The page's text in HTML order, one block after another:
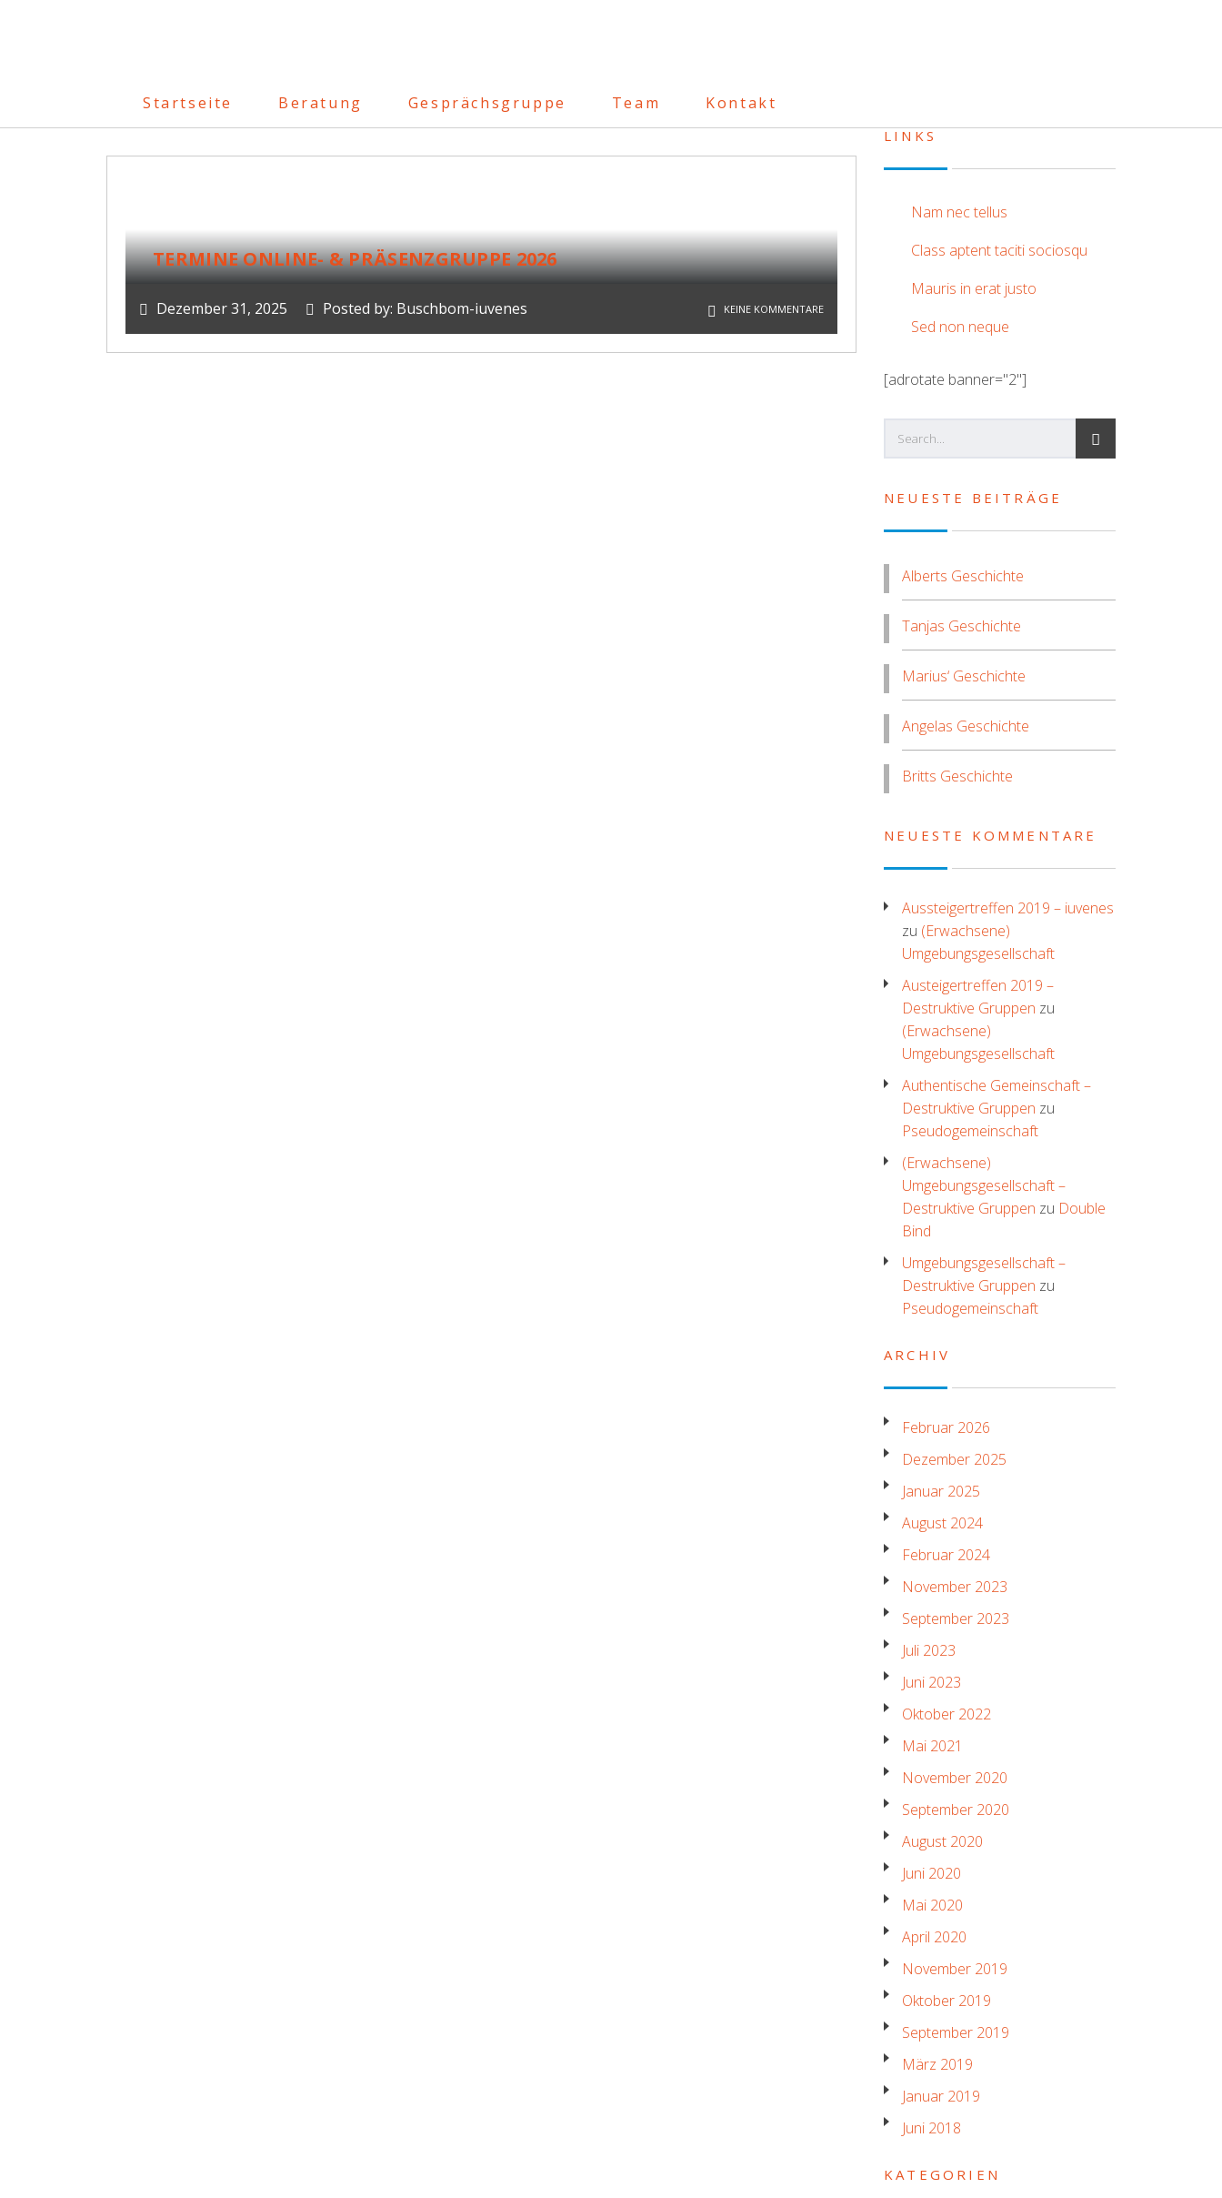
Startseite Beratung Gesprächsgruppe Team Kontakt
TERMINE ONLINE- & PRÄSENZGRUPPE 2026
Dezember 31, 2025 Posted by: Buschbom-iuvenes KEINE KOMMENTARE
LINKS
Nam nec tellus
Class aptent taciti sociosqu
Mauris in erat justo
Sed non neque
[adrotate banner="2"]
NEUESTE BEITRÄGE
Alberts Geschichte
Tanjas Geschichte
Marius‘ Geschichte
Angelas Geschichte
Britts Geschichte
NEUESTE KOMMENTARE
Aussteigertreffen 2019 – iuvenes
zu (Erwachsene)
Umgebungsgesellschaft
Austeigertreffen 2019 –
Destruktive Gruppen zu
(Erwachsene)
Umgebungsgesellschaft
Authentische Gemeinschaft –
Destruktive Gruppen zu
Pseudogemeinschaft
(Erwachsene)
Umgebungsgesellschaft –
Destruktive Gruppen zu Double
Bind
Umgebungsgesellschaft –
Destruktive Gruppen zu
Pseudogemeinschaft
ARCHIV
Februar 2026
Dezember 2025
Januar 2025
August 2024
Februar 2024
November 2023
September 2023
Juli 2023
Juni 2023
Oktober 2022
Mai 2021
November 2020
September 2020
August 2020
Juni 2020
Mai 2020
April 2020
November 2019
Oktober 2019
September 2019
März 2019
Januar 2019
Juni 2018
KATEGORIEN